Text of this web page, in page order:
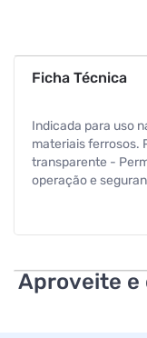
Ficha Técnica
Indicada para uso
materiais ferrosos.
transparente -
operação e
da máquina.
menos esforço do
consideravelmente
Aproveite